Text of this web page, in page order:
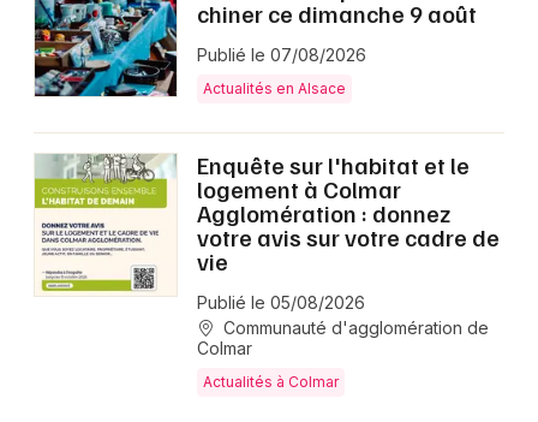
chiner ce dimanche 9 août
Publié le 07/08/2026
Actualités en Alsace
Enquête sur l'habitat et le
logement à Colmar
Agglomération : donnez
votre avis sur votre cadre de
vie
Publié le 05/08/2026
Communauté d'agglomération de
Colmar
Actualités à Colmar